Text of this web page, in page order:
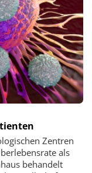
Zentren
als
behandelt